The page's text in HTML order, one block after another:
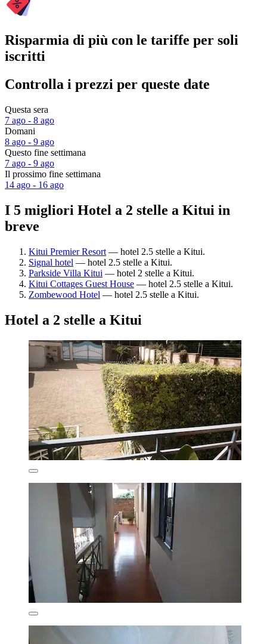
Risparmia di più con le tariffe per soli
iscritti
Controlla i prezzi per queste date
Questa sera
7 ago - 8 ago
Domani
8 ago - 9 ago
Questo fine settimana
7 ago - 9 ago
Il prossimo fine settimana
14 ago - 16 ago
I 5 migliori Hotel a 2 stelle a Kitui in
breve
Kitui Premier Resort — hotel 2.5 stelle a Kitui.
Signal hotel — hotel 2.5 stelle a Kitui.
Parkside Villa Kitui — hotel 2 stelle a Kitui.
Kitui Cottages Guest House — hotel 2.5 stelle a Kitui.
Zombewood Hotel — hotel 2.5 stelle a Kitui.
Hotel a 2 stelle a Kitui